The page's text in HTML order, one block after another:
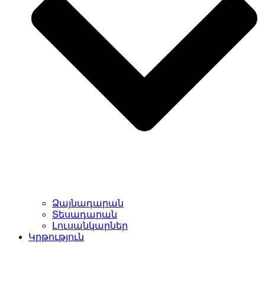
Ձայնադարան
Տեսադարան
Լուսանկարներ
Կրթություն